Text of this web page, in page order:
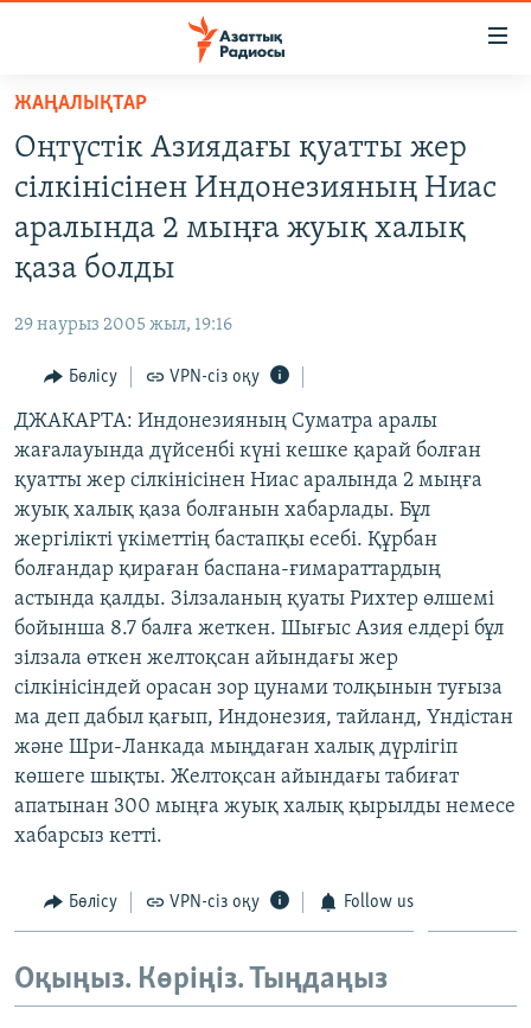
Skip
main
content
to
main
Skip
Search
САЯСАТ
ҚАҢТАР ОҚИҒАСЫ
ӘЛЕУМЕТ
ӘЛЕМ
АРНАЙЫ ЖОБАЛАР
Русский
ЖАЗЫЛЫҢЫЗ
Басқа тілдерде
ЖАҢАЛЫҚТАР
Оңтүстік Азиядағы қуатты жер
сілкінісінен Индонезияның Ниас
аралында 2 мыңға жуық халық
қаза болды
29 наурыз 2005 жыл, 19:16
Бөлісу VPN-сіз оқу
ДЖАКАРТА: Индонезияның Суматра аралы
жағалауында дүйсенбі күні кешке қарай болған
қуатты жер сілкінісінен Ниас аралында 2 мыңға
жуық халық қаза болғанын хабарлады. Бұл
жергілікті үкіметтің бастапқы есебі. Құрбан
болғандар қираған баспана-ғимараттардың
астында қалды. Зілзаланың қуаты Рихтер өлшемі
бойынша 8.7 балға жеткен. Шығыс Азия елдері бұл
зілзала өткен желтоқсан айындағы жер
сілкінісіндей орасан зор цунами толқынын туғыза
ма деп дабыл қағып, Индонезия, тайланд, Үндістан
және Шри-Ланкада мыңдаған халық дүрлігіп
көшеге шықты. Желтоқсан айындағы табиғат
апатынан 300 мыңға жуық халық қырылды немесе
хабарсыз кетті.
Бөлісу VPN-сіз оқу Follow us
Оқыңыз. Көріңіз. Тыңдаңыз